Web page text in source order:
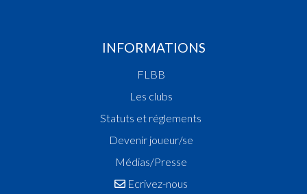
INFORMATIONS
FLBB
Les clubs
Statuts et réglements
Devenir joueur/se
Médias/Presse
Ecrivez-nous